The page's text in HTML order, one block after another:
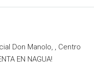
Don Manolo, , Centro
EN NAGUA!